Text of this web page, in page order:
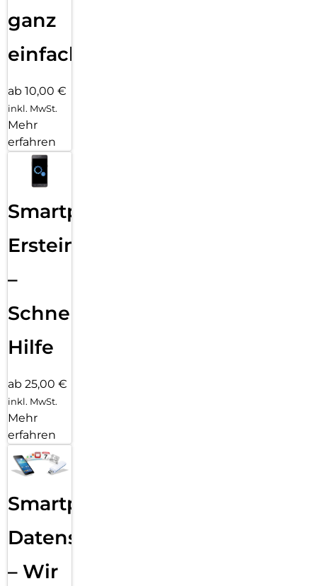
ganz
einfach
ab 10,00 €
inkl. MwSt.
Mehr
erfahren
Smartphone
Ersteinrichtung
–
Schnelle
Hilfe
ab 25,00 €
inkl. MwSt.
Mehr
erfahren
Smartphone
Datensicherung
– Wir